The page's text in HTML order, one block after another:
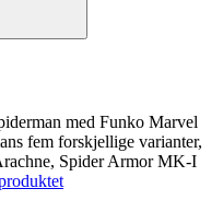
med Funko Marvel
fem forskjellige varianter,
Spider Armor MK-I